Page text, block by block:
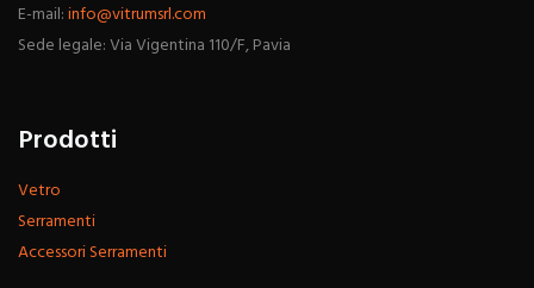
E-mail:info@vitrumsrl.com
Sede legale: Via Vigentina 110/F, Pavia
Prodotti
Vetro
Serramenti
Accessori Serramenti